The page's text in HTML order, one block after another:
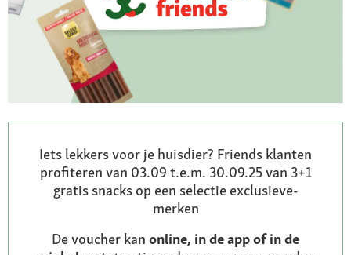
Iets lekkers voor je huisdier? Friends klanten
profiteren van 03.09 t.e.m. 30.09.25 van 3+1
gratis snacks op een selectie exclusieve-
merken
De voucher kan online, in de app of in de